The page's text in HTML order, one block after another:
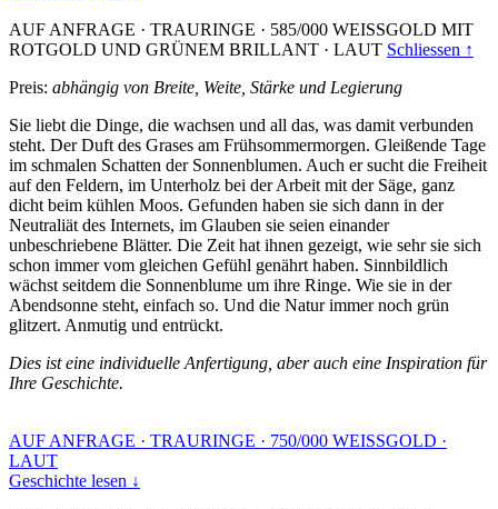
AUF ANFRAGE · TRAURINGE · 585/000 WEISSGOLD MIT
ROTGOLD UND GRÜNEM BRILLANT · LAUT Schliessen ↑
Preis: abhängig von Breite, Weite, Stärke und Legierung
Sie liebt die Dinge, die wachsen und all das, was damit verbunden
steht. Der Duft des Grases am Frühsommermorgen. Gleißende Tage
im schmalen Schatten der Sonnenblumen. Auch er sucht die Freiheit
auf den Feldern, im Unterholz bei der Arbeit mit der Säge, ganz
dicht beim kühlen Moos. Gefunden haben sie sich dann in der
Neutraliät des Internets, im Glauben sie seien einander
unbeschriebene Blätter. Die Zeit hat ihnen gezeigt, wie sehr sie sich
schon immer vom gleichen Gefühl genährt haben. Sinnbildlich
wächst seitdem die Sonnenblume um ihre Ringe. Wie sie in der
Abendsonne steht, einfach so. Und die Natur immer noch grün
glitzert. Anmutig und entrückt.
Dies ist eine individuelle Anfertigung, aber auch eine Inspiration für
Ihre Geschichte.
AUF ANFRAGE · TRAURINGE · 750/000 WEISSGOLD ·
LAUT
Geschichte lesen ↓